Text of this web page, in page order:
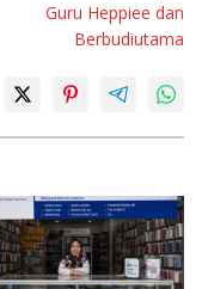
Guru Heppiee dan
Berbudiutama